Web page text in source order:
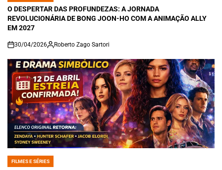
IN
O DESPERTAR DAS PROFUNDEZAS: A JORNADA
REVOLUCIONÁRIA DE BONG JOON-HO COM A ANIMAÇÃO ALLY
EM 2027
on
30/04/2026 Roberto Zago Sartori
POSTED
FILMES E SÉRIES